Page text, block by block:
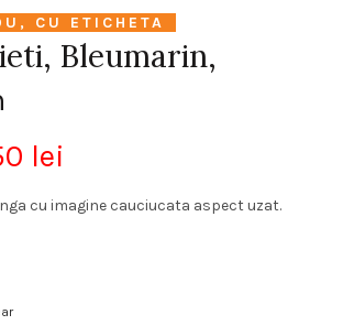
CU ETICHETA
Bleumarin,
lei
cu imagine cauciucata aspect uzat.